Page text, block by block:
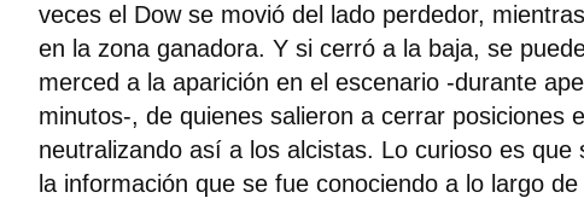
veces el Dow se movió del lado perdedor,
en la zona ganadora. Y si cerró a la baja, se
merced a la aparición en el escenario -durante
minutos-, de quienes salieron a cerrar posiciones
neutralizando así a los alcistas. Lo curioso es que
la información que se fue conociendo a lo largo